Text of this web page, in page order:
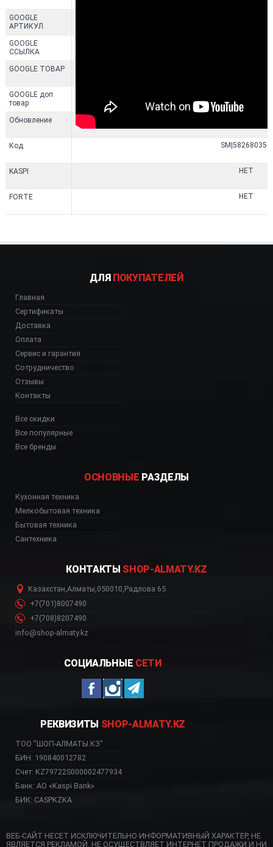
GOOGLE
АРТИКУЛ
GOOGLE
ССЫЛКА
GOOGLE ТОВАР
GOOGLE доп
товар
Обновление
Код
KASPI
FORTE
SM|582680358
НЕТ
НЕТ
ДЛЯ ПОКУПАТЕЛЕЙ
Главная
Сертификаты
Доставка
Оплата
Сервис и гарантия
Сотрудничество
Отзывы
Контакты
Все скидки
Все популярные
Все бренды
ОСНОВНЫЕ РАЗДЕЛЫ
Кухонная техника
Мелкобытовая техника
Бытовая техника
Сантехника
КОНТАКТЫ SHOP-ALMATY.KZ
Казахстан,Алматы,050010,Радлова 65
+7(701)8007490
+7(708)8207490
info@shop-almaty.kz
СОЦИАЛЬНЫЕ СЕТИ
РЕКВИЗИТЫ SHOP-ALMATY.KZ
ТОО "ШОП-АЛМАТЫ.КЗ"
БИН: 190840012782
Счет: KZ79722S000002477934
Банк: АО «Kaspi Bank»
БИК: CASPKZKA
ВЕБ-САЙТ НЕСЕТ ИСКЛЮЧИТЕЛЬНО ИНФОРМАТИВНЫЙ ХАРАКТЕР, НЕ
ЯВЛЯЕТСЯ РЕКЛАМОЙ, НЕ ОСУЩЕСТВЛЯЕТ ИНТЕРНЕТ ПРОДАЖИ И НИ